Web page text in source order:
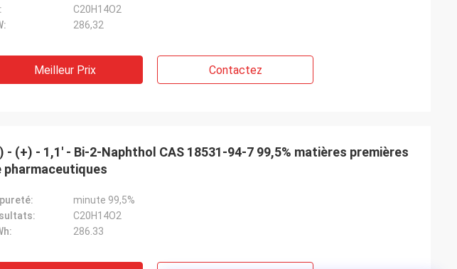
C20H14O2
286,32
Meilleur Prix Contactez
- (+) - 1,1' - Bi-2-Naphthol CAS 18531-94-7 99,5% matières premières
pharmaceutiques
pureté:
minute 99,5%
C20H14O2
286.33